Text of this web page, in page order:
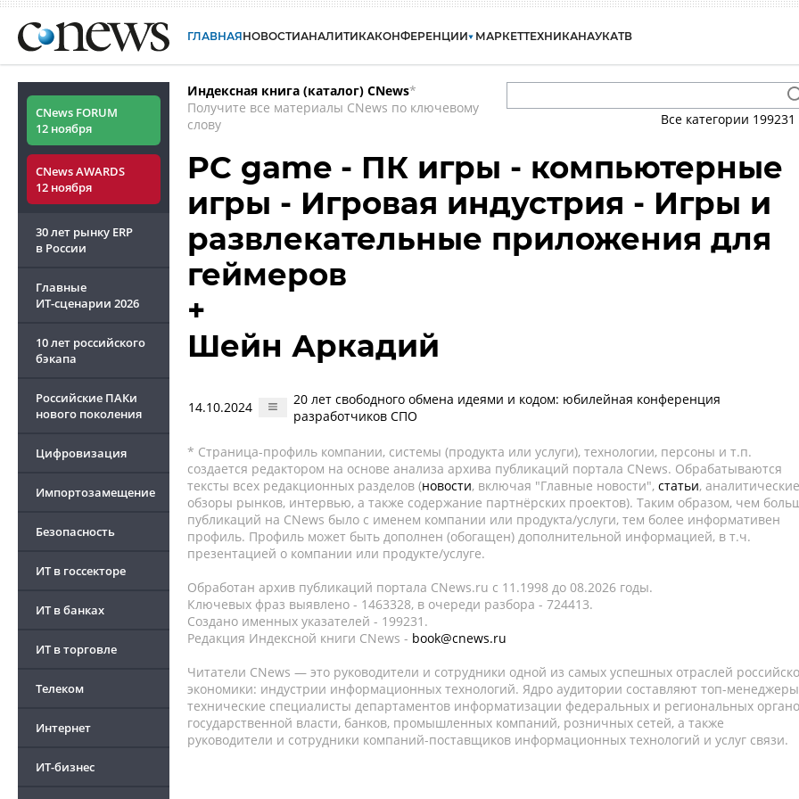
ГЛАВНАЯНОВОСТИАНАЛИТИКАКОНФЕРЕНЦИИ МАРКЕТТЕХНИКАНАУКАТВ
CNews FORUM
12 ноября
CNews AWARDS
12 ноября
30 лет рынку ERP
в России
Главные
ИТ-сценарии 2026
10 лет российского
бэкапа
Российские ПАКи
нового поколения
Цифровизация
Импортозамещение
Безопасность
ИТ в госсекторе
ИТ в банках
ИТ в торговле
Телеком
Интернет
ИТ-бизнес
Индексная книга (каталог) CNews*
Получите все материалы CNews по ключевому
слову
Все категории 199231
PC game - ПК игры - компьютерные
игры - Игровая индустрия - Игры и
развлекательные приложения для
геймеров
+
Шейн Аркадий
14.10.2024
20 лет свободного обмена идеями и кодом: юбилейная конференция
разработчиков СПО
* Страница-профиль компании, системы (продукта или услуги), технологии, персоны и т.п.
создается редактором на основе анализа архива публикаций портала CNews. Обрабатываются
тексты всех редакционных разделов (новости, включая "Главные новости", статьи, аналитические
обзоры рынков, интервью, а также содержание партнёрских проектов). Таким образом, чем
публикаций на CNews было с именем компании или продукта/услуги, тем более информативен
профиль. Профиль может быть дополнен (обогащен) дополнительной информацией, в т.ч.
презентацией о компании или продукте/услуге.
Обработан архив публикаций портала CNews.ru c 11.1998 до 08.2026 годы.
Ключевых фраз выявлено - 1463328, в очереди разбора - 724413.
Создано именных указателей - 199231.
Редакция Индексной книги CNews - book@cnews.ru
Читатели CNews — это руководители и сотрудники одной из самых успешных отраслей
экономики: индустрии информационных технологий. Ядро аудитории составляют топ-
технические специалисты департаментов информатизации федеральных и региональных
государственной власти, банков, промышленных компаний, розничных сетей, а также
руководители и сотрудники компаний-поставщиков информационных технологий и услуг связи.